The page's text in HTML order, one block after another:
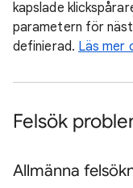
kapslade
parametern för
definierad. Läs mer
Felsök
Allmänna